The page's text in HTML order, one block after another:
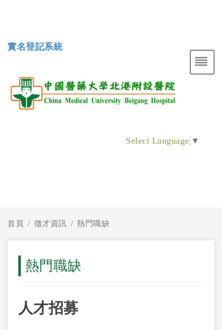
實名登記系統
Select Language ▼
首頁 徵才資訊 熱門職缺
熱門職缺
人才招募